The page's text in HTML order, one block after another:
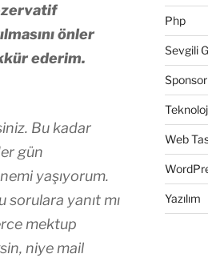
önler
ederim.
Bu kadar
gün
yaşıyorum.
yanıt mı
mektup
niye mail
Php
Sevgili
Sponsor
Web
Yazılım